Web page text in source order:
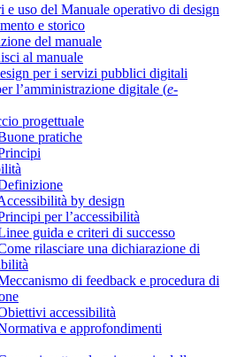
e uso del Manuale operativo di design
e storico
del manuale
al manuale
per i servizi pubblici digitali
l’amministrazione digitale (e-
progettuale
pratiche
by design
per l’accessibilità
guida e criteri di successo
rilasciare una dichiarazione di
di feedback e procedura di
accessibilità
e approfondimenti